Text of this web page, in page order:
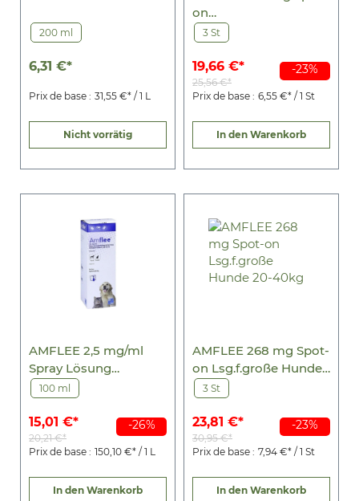
200 ml
6,31 €*
Prix de base : 31,55 €* / 1 L
Nicht vorrätig
-23%
on
Lsg.f.mittelgr.Hunde
10-20kg
3 St
19,66 €*
25,56 €*
Prix de base : 6,55 €* / 1 St
In den Warenkorb
-26%
AMFLEE 2,5 mg/ml
Spray Lösung
f.Hunde/Katzen
100 ml
15,01 €*
20,21 €*
Prix de base : 150,10 €* / 1 L
In den Warenkorb
-23%
AMFLEE 268 mg Spot-
on Lsg.f.große Hunde
20-40kg
3 St
23,81 €*
30,95 €*
Prix de base : 7,94 €* / 1 St
In den Warenkorb